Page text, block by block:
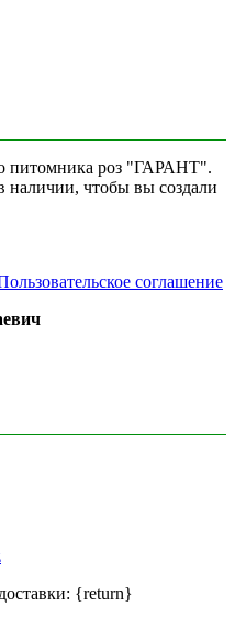
питомника роз "ГАРАНТ".
наличии, чтобы вы создали
соглашение
{return}